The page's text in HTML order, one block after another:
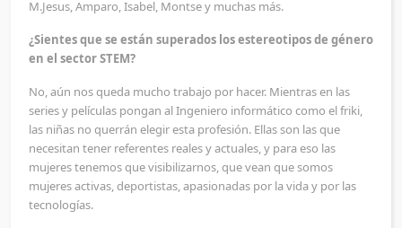
M.Jesus, Amparo, Isabel, Montse y muchas más.
¿Sientes que se están superados los estereotipos de género
en el sector STEM?
No, aún nos queda mucho trabajo por hacer. Mientras en las
series y películas pongan al Ingeniero informático como el friki,
las niñas no querrán elegir esta profesión. Ellas son las que
necesitan tener referentes reales y actuales, y para eso las
mujeres tenemos que visibilizarnos, que vean que somos
mujeres activas, deportistas, apasionadas por la vida y por las
tecnologías.